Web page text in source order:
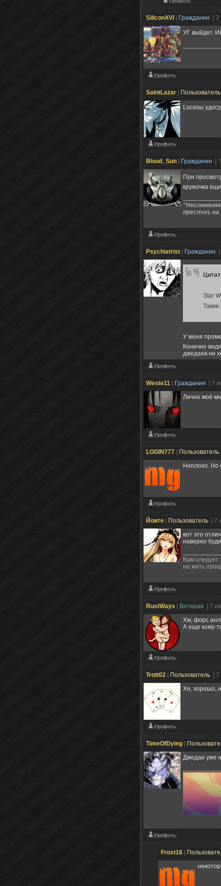
SiliconXVI Гражданин |
УГ выйдет.
SaintLazar
Lucasы
Blood_Sun Гражданин |
При
кружочка
престол,
Psychiatrist Гражданин
Star
У меня
Конечно
джедаев не
Weste11 Гражданин
| 7
Лично моё
LOGIN777 Пользователь
Неплохо. Но
Йоите Пользователь
| 7
вот это
наверно
Вам следует
не жить
RustWays Ветеран
| 7
Хм, форс
А еще кому-
Trott02 Пользователь
|
Хе, хорошо,
TimeOfDying
Джедаи уже
Frost16